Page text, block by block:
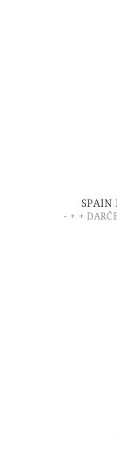
SPAIN
- + +